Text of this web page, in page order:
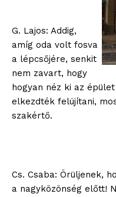
G. Lajos: Addig,
amíg oda volt fosva
a lépcsőjére, senkit
nem zavart, hogy
hogyan néz ki az
elkezdték felújítani,
szakértő.
Cs. Csaba: Örüljenek,
a nagyközönség előtt!